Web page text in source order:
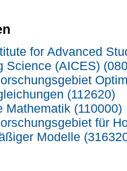
for Advanced
Science (AICES)
(112620)
Mathematik (110000)
für
Modelle